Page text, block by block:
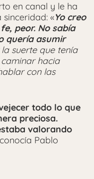
en canal y le ha
«Yo creo
peor. No sabía
quería asumir
suerte que tenía
hacia
con las
todo lo que
preciosa.
valorando
Pablo